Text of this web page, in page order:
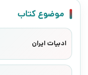
موضوع کتاب
ادبیات ایران